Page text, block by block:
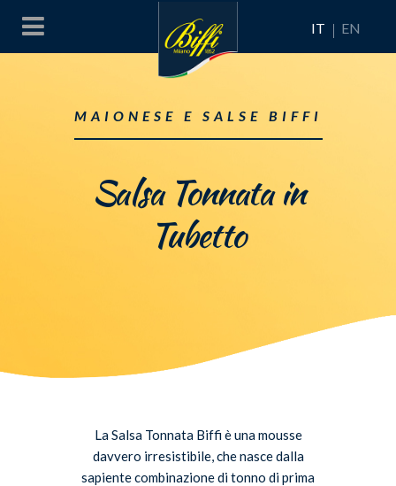
IT EN
MAIONESE E SALSE BIFFI
Salsa Tonnata in
Tubetto
La Salsa Tonnata Biffi è una mousse
davvero irresistibile, che nasce dalla
sapiente combinazione di tonno di prima